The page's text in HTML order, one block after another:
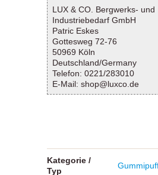
LUX & CO. Bergwerks- und
Industriebedarf GmbH
Patric Eskes
Gottesweg 72-76
50969 Köln
Deutschland/Germany
Telefon: 0221/283010
E-Mail: shop@luxco.de
Kategorie /
Typ